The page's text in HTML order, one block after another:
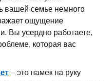
вашей семье немного
ощущение
Вы усердно работаете,
которая вас
– это намек на руку